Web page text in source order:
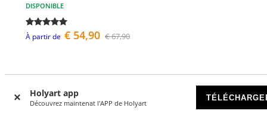
Holyart app
Découvrez maintenat l'APP de Holyart
DISPONIBLE
À partir de € 54,90 € 67,90